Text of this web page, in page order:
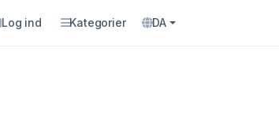
Log ind Kategorier DA